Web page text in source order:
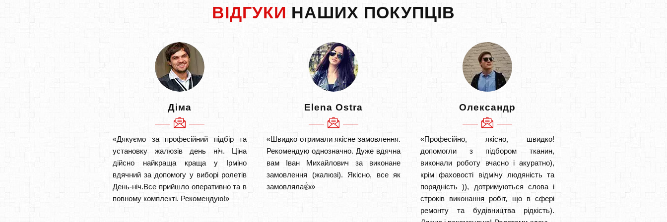
ВІДГУКИ НАШИХ ПОКУПЦІВ
Діма
«Дякуємо за професійний підбір та
установку жалюзів день ніч. Ціна
дійсно найкраща краща у Ірміно
вдячний за допомогу у виборі ролетів
День-ніч.Все прийшло оперативно та в
повному комплекті. Рекомендую!»
Elena Ostra
«Швидко отримали якісне замовлення.
Рекомендую однозначно. Дуже вдячна
вам Іван Михайлович за виконане
замовлення (жалюзі). Якісно, все як
замовляла👍»
Олександр
«Професійно, якісно, швидко!
допомогли з підбором тканин,
виконали роботу вчасно і акуратно),
крім фаховості відмічу людяність та
порядність )), дотримуються слова і
строків виконання робіт, що в сфері
ремонту та будівництва рідкість).